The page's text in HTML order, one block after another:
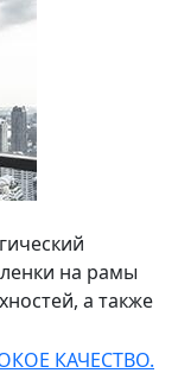
на рамы
а также